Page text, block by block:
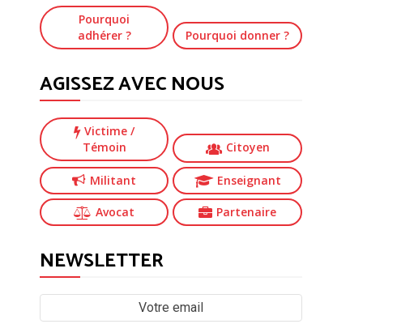
Pourquoi
adhérer ?
Pourquoi donner ?
AGISSEZ AVEC NOUS
Victime/
Témoin
Citoyen
Militant Enseignant
Avocat Partenaire
NEWSLETTER